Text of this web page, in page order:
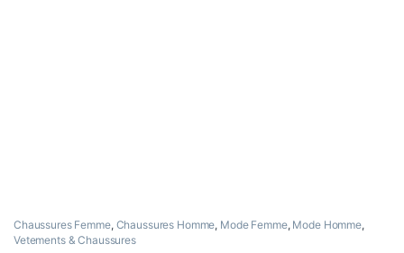
Chaussures Femme, Chaussures Homme, Mode Femme, Mode Homme,
Vetements & Chaussures